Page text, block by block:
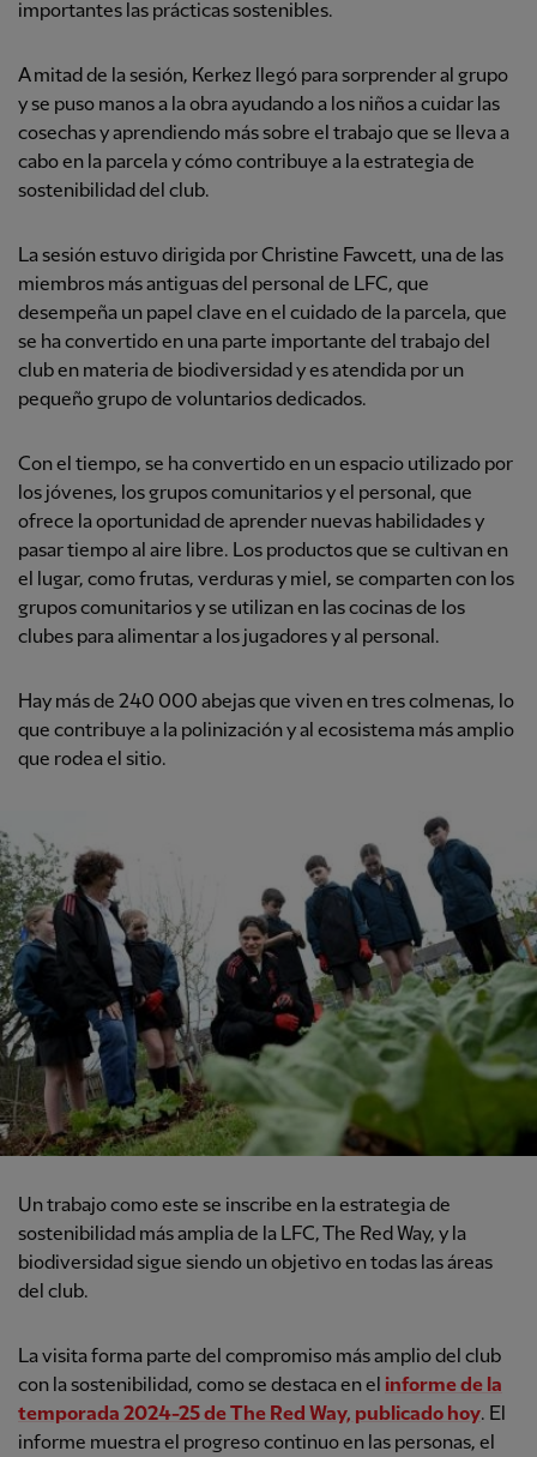
importantes las prácticas sostenibles.
A mitad de la sesión, Kerkez llegó para sorprender al grupo
y se puso manos a la obra ayudando a los niños a cuidar las
cosechas y aprendiendo más sobre el trabajo que se lleva a
cabo en la parcela y cómo contribuye a la estrategia de
sostenibilidad del club.
La sesión estuvo dirigida por Christine Fawcett, una de las
miembros más antiguas del personal de LFC, que
desempeña un papel clave en el cuidado de la parcela, que
se ha convertido en una parte importante del trabajo del
club en materia de biodiversidad y es atendida por un
pequeño grupo de voluntarios dedicados.
Con el tiempo, se ha convertido en un espacio utilizado por
los jóvenes, los grupos comunitarios y el personal, que
ofrece la oportunidad de aprender nuevas habilidades y
pasar tiempo al aire libre. Los productos que se cultivan en
el lugar, como frutas, verduras y miel, se comparten con los
grupos comunitarios y se utilizan en las cocinas de los
clubes para alimentar a los jugadores y al personal.
Hay más de 240 000 abejas que viven en tres colmenas, lo
que contribuye a la polinización y al ecosistema más amplio
que rodea el sitio.
Un trabajo como este se inscribe en la estrategia de
sostenibilidad más amplia de la LFC, The Red Way, y la
biodiversidad sigue siendo un objetivo en todas las áreas
del club.
La visita forma parte del compromiso más amplio del club
con la sostenibilidad, como se destaca en el informe de la
temporada 2024-25 de The Red Way, publicado hoy. El
informe muestra el progreso continuo en las personas, el